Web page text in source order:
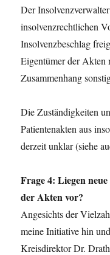
Der
insolvenzrechtlichen
Insolvenzbeschlag
Eigentümer der Akten
Zusammenhang
Die Zuständigkeiten
Patientenakten aus
derzeit unklar (siehe
Frage 4: Liegen
der Akten vor?
Angesichts der
meine Initiative hin
Kreisdirektor Dr.